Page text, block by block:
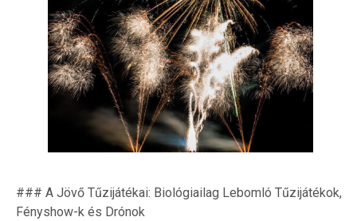
### A Jövő Tűzijátékai: Biológiailag Lebomló Tűzijátékok,
Fényshow-k és Drónok